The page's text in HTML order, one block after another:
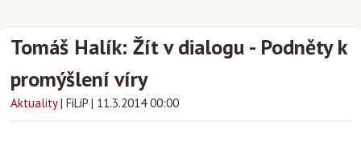
Tomáš Halík: Žít v dialogu - Podněty k
promýšlení víry
Aktuality | FiLiP | 11.3.2014 00:00